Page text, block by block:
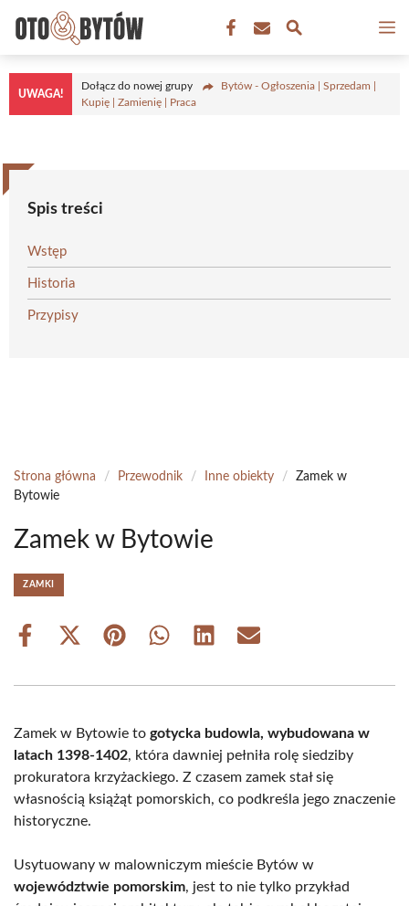
treści
UWAGA!
Dołącz do nowej grupy
Bytów - Ogłoszenia | Sprzedam |
Kupię | Zamienię | Praca
Spis treści
Wstęp
Historia
Przypisy
Strona główna / Przewodnik / Inne obiekty /
Zamek w
Bytowie
Zamek w Bytowie
ZAMKI
Share
Share
(Twitter)
Share Share Share Share
Zamek w Bytowie to gotycka budowla, wybudowana w
latach 1398-1402, która dawniej pełniła rolę siedziby
prokuratora krzyżackiego. Z czasem zamek stał się
własnością książąt pomorskich, co podkreśla jego znaczenie
historyczne.
Usytuowany w malowniczym mieście Bytów w
województwie pomorskim, jest to nie tylko przykład